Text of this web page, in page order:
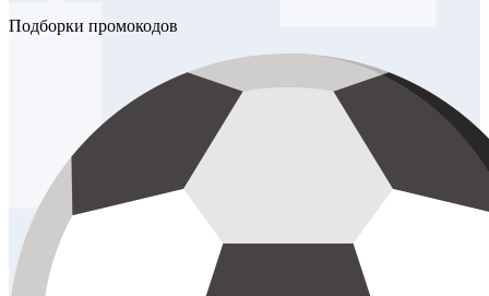
Подборки промокодов